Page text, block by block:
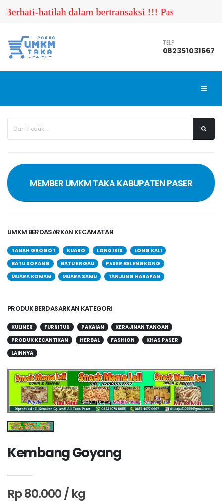
hatilah dalam bertransaksi !!! Pastikan Anda
TELP
082351031667
MEMBER UMKM TAKA KABUPATEN PASER
UMKM BERDASARKAN KECAMATAN
TANAH GROGOT KUARO LONG IKIS
LONG KALI
BATU SOPANG
BATU ENGAU
PASER BELENGKONG
MUARA KOMAM
MUARA SAMU TANJUNG HARAPAN
PRODUK BERDASARKAN KATEGORI
KULINER FURNITUR PAKAIAN
KERAJINAN TANGAN
PRODUK KECANTIKAN
HERBAL FASHION
KHAS PASER
LAINNYA
Kembang Goyang
Rp 80.000 / kg